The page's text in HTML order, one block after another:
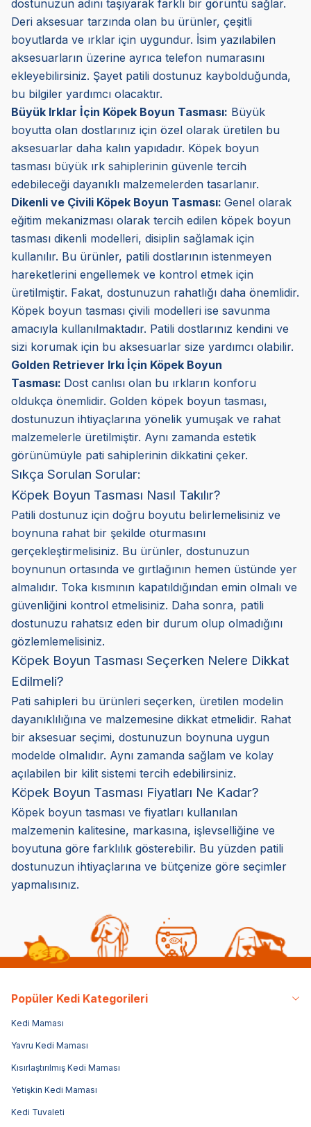
dostunuzun adını taşıyarak farklı bir görüntü sağlar.
Deri aksesuar tarzında olan bu ürünler, çeşitli
boyutlarda ve ırklar için uygundur. İsim yazılabilen
aksesuarların üzerine ayrıca telefon numarasını
ekleyebilirsiniz. Şayet patili dostunuz kaybolduğunda,
bu bilgiler yardımcı olacaktır.
Büyük Irklar İçin Köpek Boyun Tasması: Büyük
boyutta olan dostlarınız için özel olarak üretilen bu
aksesuarlar daha kalın yapıdadır. Köpek boyun
tasması büyük ırk sahiplerinin güvenle tercih
edebileceği dayanıklı malzemelerden tasarlanır.
Dikenli ve Çivili Köpek Boyun Tasması: Genel olarak
eğitim mekanizması olarak tercih edilen köpek boyun
tasması dikenli modelleri, disiplin sağlamak için
kullanılır. Bu ürünler, patili dostlarının istenmeyen
hareketlerini engellemek ve kontrol etmek için
üretilmiştir. Fakat, dostunuzun rahatlığı daha önemlidir.
Köpek boyun tasması çivili modelleri ise savunma
amacıyla kullanılmaktadır. Patili dostlarınız kendini ve
sizi korumak için bu aksesuarlar size yardımcı olabilir.
Golden Retriever Irkı İçin Köpek Boyun
Tasması: Dost canlısı olan bu ırkların konforu
oldukça önemlidir. Golden köpek boyun tasması,
dostunuzun ihtiyaçlarına yönelik yumuşak ve rahat
malzemelerle üretilmiştir. Aynı zamanda estetik
görünümüyle pati sahiplerinin dikkatini çeker.
Sıkça Sorulan Sorular:
Köpek Boyun Tasması Nasıl Takılır?
Patili dostunuz için doğru boyutu belirlemelisiniz ve
boynuna rahat bir şekilde oturmasını
gerçekleştirmelisiniz. Bu ürünler, dostunuzun
boynunun ortasında ve gırtlağının hemen üstünde yer
almalıdır. Toka kısmının kapatıldığından emin olmalı ve
güvenliğini kontrol etmelisiniz. Daha sonra, patili
dostunuzu rahatsız eden bir durum olup olmadığını
gözlemlemelisiniz.
Köpek Boyun Tasması Seçerken Nelere Dikkat
Edilmeli?
Pati sahipleri bu ürünleri seçerken, üretilen modelin
dayanıklılığına ve malzemesine dikkat etmelidir. Rahat
bir aksesuar seçimi, dostunuzun boynuna uygun
modelde olmalıdır. Aynı zamanda sağlam ve kolay
açılabilen bir kilit sistemi tercih edebilirsiniz.
Köpek Boyun Tasması Fiyatları Ne Kadar?
Köpek boyun tasması ve fiyatları kullanılan
malzemenin kalitesine, markasına, işlevselliğine ve
boyutuna göre farklılık gösterebilir. Bu yüzden patili
dostunuzun ihtiyaçlarına ve bütçenize göre seçimler
yapmalısınız.
Popüler Kedi Kategorileri
Kedi Maması
Yavru Kedi Maması
Kısırlaştırılmış Kedi Maması
Yetişkin Kedi Maması
Kedi Tuvaleti